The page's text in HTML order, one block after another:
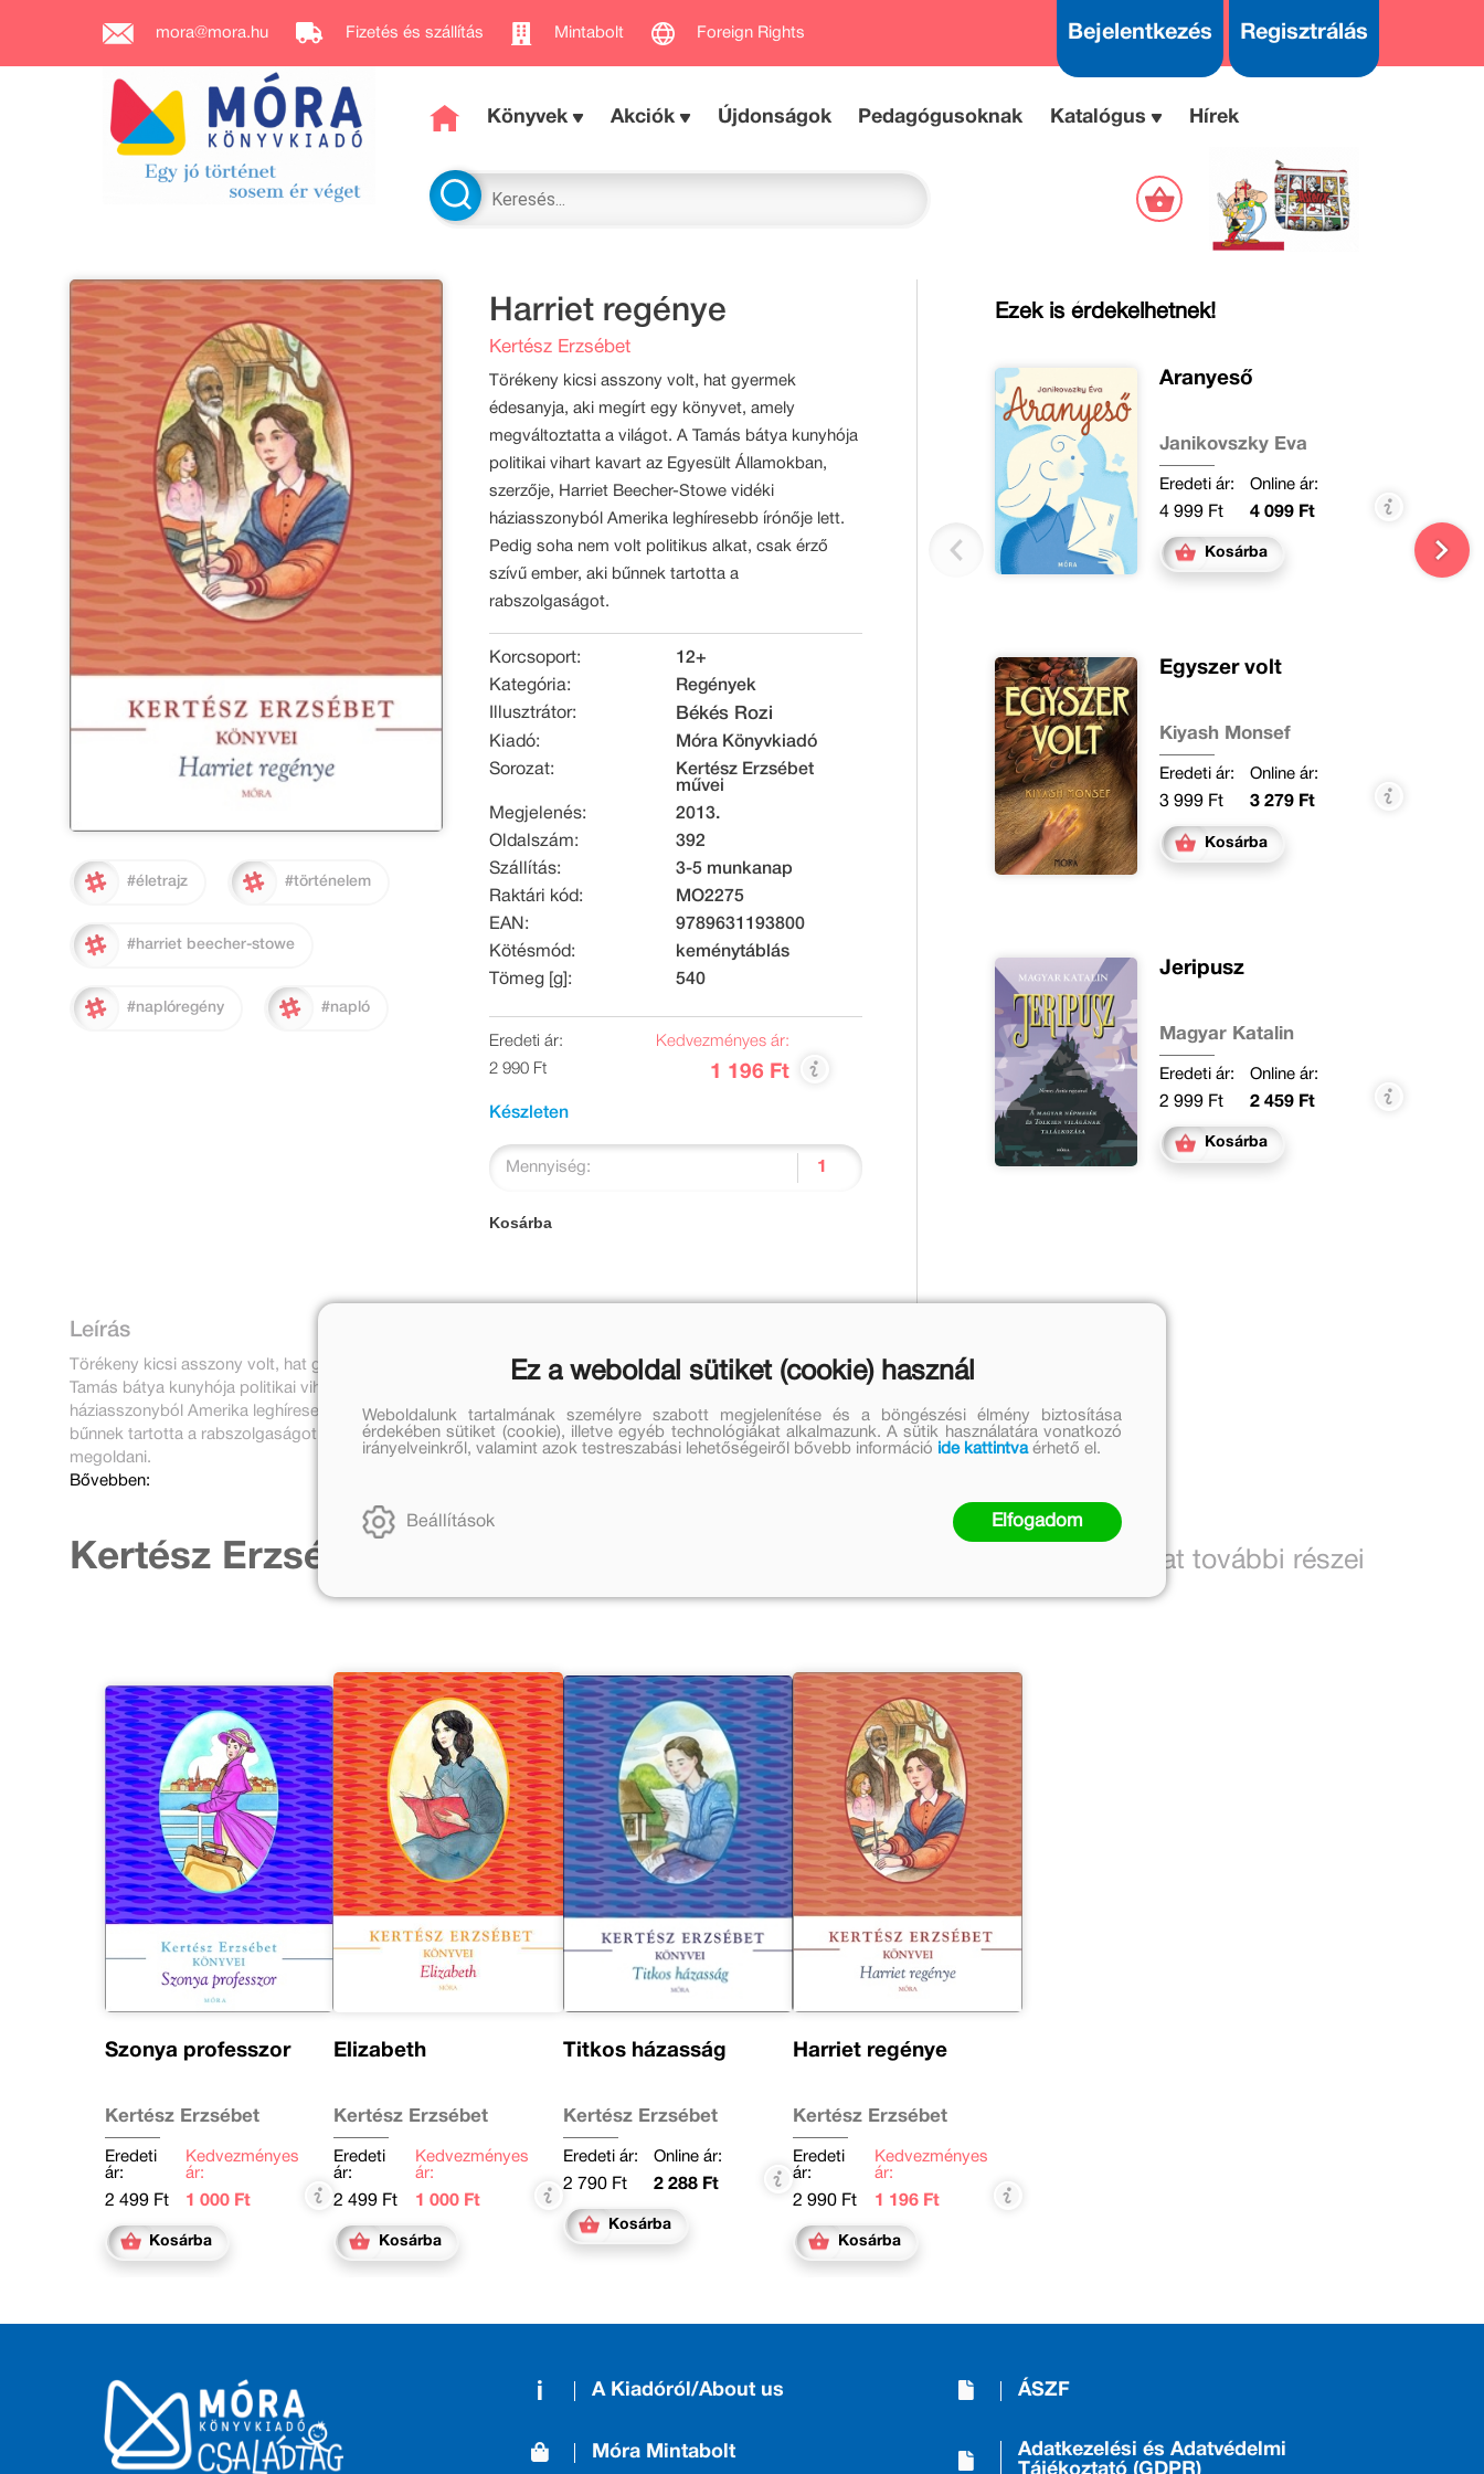
mora@mora.hu Fizetés és szállítás Mintabolt Foreign Rights Bejelentkezés Regisztrálás
Könyvek Akciók Újdonságok Pedagógusoknak Katalógus Hírek
#életrajz #történelem
#harriet beecher-stowe
#naplóregény #napló
Harriet regénye
Kertész Erzsébet
Törékeny kicsi asszony volt, hat gyermek
édesanyja, aki megírt egy könyvet, amely
megváltoztatta a világot. A Tamás bátya kunyhója
politikai vihart kavart az Egyesült Államokban,
szerzője, Harriet Beecher-Stowe vidéki
háziasszonyból Amerika leghíresebb írónője lett.
Pedig soha nem volt politikus alkat, csak érző
szívű ember, aki bűnnek tartotta a
rabszolgaságot.
Korcsoport:
12+
Kategória:
Regények
Illusztrátor:
Békés Rozi
Kiadó:
Móra Könyvkiadó
Sorozat:
Kertész Erzsébet
művei
Megjelenés:
2013.
Oldalszám:
392
Szállítás:
3-5 munkanap
Raktári kód:
MO2275
EAN:
9789631193800
Kötésmód:
keménytáblás
Tömeg [g]:
540
Eredeti ár:
2 990 Ft
Kedvezményes ár:
1 196 Ft
Készleten
Mennyiség:
Kosárba
Leírás
Törékeny kicsi asszony volt, hat gyermek édesanyja, aki megírt egy könyvet, amely megváltoztatta a világot. A
Tamás bátya kunyhója politikai vihart kavart az Egyesült Államokban, szerzője, Harriet Beecher-Stowe vidéki
háziasszonyból Amerika leghíresebb írónője lett. Pedig soha nem volt politikus alkat, csak érző szívű ember, aki
bűnnek tartotta a rabszolgaságot. És soha nem látta be, hogy a rabszolgakérdést békés eszközökkel nem lehet
megoldani.
Bővebben:
Ezek is érdekelhetnek!
Aranyeső
Janikovszky Éva
Eredeti ár:
4 999 Ft
Online ár:
4 099 Ft
Kosárba
Egyszer volt
Kiyash Monsef
Eredeti ár:
3 999 Ft
Online ár:
3 279 Ft
Kosárba
Jeripusz
Magyar Katalin
Eredeti ár:
2 999 Ft
Online ár:
2 459 Ft
Kosárba
Kertész Erzsébet további művei A sorozat további részei
Szonya professzor
Kertész Erzsébet
Eredeti
ár:
2 499 Ft
Kedvezményes
ár:
1 000 Ft
Kosárba
Elizabeth
Kertész Erzsébet
Eredeti
ár:
2 499 Ft
Kedvezményes
ár:
1 000 Ft
Kosárba
Titkos házasság
Kertész Erzsébet
Eredeti ár:
2 790 Ft
Online ár:
2 288 Ft
Kosárba
Harriet regénye
Kertész Erzsébet
Eredeti
ár:
2 990 Ft
Kedvezményes
ár:
1 196 Ft
Kosárba
A Kiadóról/About us
Móra Mintabolt
ÁSZF
Adatkezelési és Adatvédelmi
Ez a weboldal sütiket (cookie) használ
Weboldalunk tartalmának személyre szabott megjelenítése és a böngészési élmény biztosítása
érdekében sütiket (cookie), illetve egyéb technológiákat alkalmazunk. A sütik használatára vonatkozó
irányelveinkről, valamint azok testreszabási lehetőségeiről bővebb információ ide kattintvaérhető el.
Beállítások Elfogadom